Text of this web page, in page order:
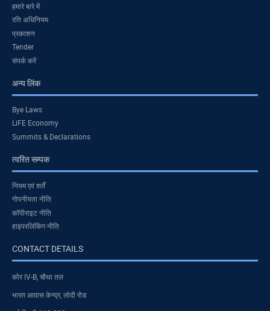
हमारे बारे में
रति अधिनियम
प्रकाशन
Tender
संपर्क करें
अन्य लिंक
Bye Laws
LiFE Economy
Summits & Declarations
त्वरित सम्पक
नियम एवं शर्तें
गोपनीयता नीति
कॉपीराइट नीति
हाइपरलिंकिंग नीति
CONTACT DETAILS
कोर IV-B, चौथा तल
भारत आवास केन्द्र, लोदी रोड